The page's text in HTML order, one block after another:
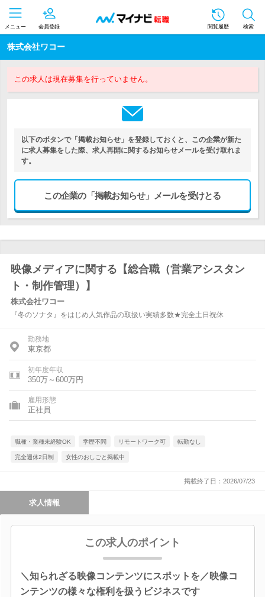
メニュー 会員登録 閲覧履歴 検索
株式会社ワコー
この求人は現在募集を行っていません。
以下のボタンで「掲載お知らせ」を登録しておくと、この企業が新た
に求人募集をした際、求人再開に関するお知らせメールを受け取れま
す。
この企業の「掲載お知らせ」メールを受けとる
映像メディアに関する【総合職（営業アシスタン
ト・制作管理）】
株式会社ワコー
『冬のソナタ』をはじめ人気作品の取扱い実績多数★完全土日祝休
勤務地
東京都
初年度年収
350万～600万円
雇用形態
正社員
職種・業種未経験OK 学歴不問 リモートワーク可 転勤なし
完全週休2日制 女性のおしごと掲載中
掲載終了日：2026/07/23
求人情報
この求人のポイント
＼知られざる映像コンテンツにスポットを／映像コ
ンテンツの様々な権利を扱うビジネスです